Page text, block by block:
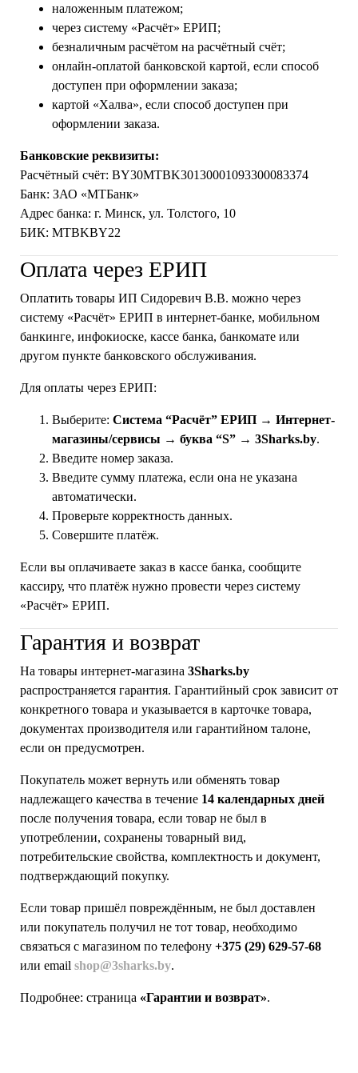
наложенным платежом;
через систему «Расчёт» ЕРИП;
безналичным расчётом на расчётный счёт;
онлайн-оплатой банковской картой, если способ
доступен при оформлении заказа;
картой «Халва», если способ доступен при
оформлении заказа.
Банковские реквизиты:
Расчётный счёт: BY30MTBK30130001093300083374
Банк: ЗАО «МТБанк»
Адрес банка: г. Минск, ул. Толстого, 10
БИК: MTBKBY22
Оплата через ЕРИП
Оплатить товары ИП Сидоревич В.В. можно через
систему «Расчёт» ЕРИП в интернет-банке, мобильном
банкинге, инфокиоске, кассе банка, банкомате или
другом пункте банковского обслуживания.
Для оплаты через ЕРИП:
Выберите: Система “Расчёт” ЕРИП → Интернет-
магазины/сервисы → буква “S” → 3Sharks.by.
Введите номер заказа.
Введите сумму платежа, если она не указана
автоматически.
Проверьте корректность данных.
Совершите платёж.
Если вы оплачиваете заказ в кассе банка, сообщите
кассиру, что платёж нужно провести через систему
«Расчёт» ЕРИП.
Гарантия и возврат
На товары интернет-магазина 3Sharks.by
распространяется гарантия. Гарантийный срок зависит от
конкретного товара и указывается в карточке товара,
документах производителя или гарантийном талоне,
если он предусмотрен.
Покупатель может вернуть или обменять товар
надлежащего качества в течение 14 календарных дней
после получения товара, если товар не был в
употреблении, сохранены товарный вид,
потребительские свойства, комплектность и документ,
подтверждающий покупку.
Если товар пришёл повреждённым, не был доставлен
или покупатель получил не тот товар, необходимо
связаться с магазином по телефону +375 (29) 629-57-68
или email shop@3sharks.by.
Подробнее: страница «Гарантии и возврат».